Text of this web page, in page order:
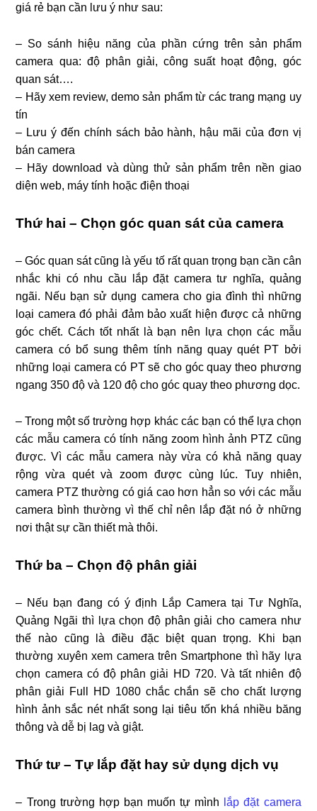
giá rẻ bạn cần lưu ý như sau:
– So sánh hiệu năng của phần cứng trên sản phẩm
camera qua: độ phân giải, công suất hoạt động, góc
quan sát….
– Hãy xem review, demo sản phẩm từ các trang mạng uy
tín
– Lưu ý đến chính sách bảo hành, hậu mãi của đơn vị
bán camera
– Hãy download và dùng thử sản phẩm trên nền giao
diện web, máy tính hoặc điện thoại
Thứ hai – Chọn góc quan sát của camera
– Góc quan sát cũng là yếu tố rất quan trọng bạn cần cân
nhắc khi có nhu cầu lắp đặt camera tư nghĩa, quảng
ngãi. Nếu bạn sử dụng camera cho gia đình thì những
loại camera đó phải đảm bảo xuất hiện được cả những
góc chết. Cách tốt nhất là bạn nên lựa chọn các mẫu
camera có bổ sung thêm tính năng quay quét PT bởi
những loại camera có PT sẽ cho góc quay theo phương
ngang 350 độ và 120 độ cho góc quay theo phương dọc.
– Trong một số trường hợp khác các bạn có thể lựa chọn
các mẫu camera có tính năng zoom hình ảnh PTZ cũng
được. Vì các mẫu camera này vừa có khả năng quay
rộng vừa quét và zoom được cùng lúc. Tuy nhiên,
camera PTZ thường có giá cao hơn hẳn so với các mẫu
camera bình thường vì thế chỉ nên lắp đặt nó ở những
nơi thật sự cần thiết mà thôi.
Thứ ba – Chọn độ phân giải
– Nếu bạn đang có ý định Lắp Camera tại Tư Nghĩa,
Quảng Ngãi thì lựa chọn độ phân giải cho camera như
thế nào cũng là điều đặc biệt quan trọng. Khi bạn
thường xuyên xem camera trên Smartphone thì hãy lựa
chọn camera có độ phân giải HD 720. Và tất nhiên độ
phân giải Full HD 1080 chắc chắn sẽ cho chất lượng
hình ảnh sắc nét nhất song lại tiêu tốn khá nhiều băng
thông và dễ bị lag và giật.
Thứ tư – Tự lắp đặt hay sử dụng dịch vụ
– Trong trường hợp bạn muốn tự mình lắp đặt camera